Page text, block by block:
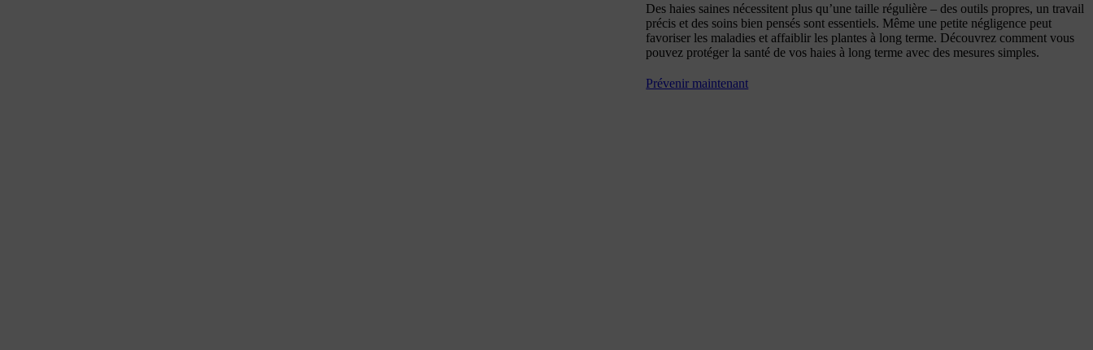
Des haies saines nécessitent plus qu’une taille régulière – des outils propres, un travail
précis et des soins bien pensés sont essentiels. Même une petite négligence peut
favoriser les maladies et affaiblir les plantes à long terme. Découvrez comment vous
pouvez protéger la santé de vos haies à long terme avec des mesures simples.
Prévenir maintenant